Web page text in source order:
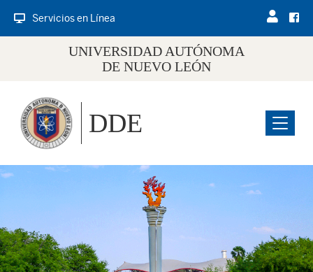
Servicios en Línea
UNIVERSIDAD AUTÓNOMA
DE NUEVO LEÓN
Menu
DDE